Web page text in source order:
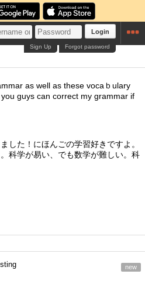
Login
Forgot password
Sign Up
as well as these vocaｂulary
guys can correct my grammar if
した！にほんごの学習好きですよ。
科学が易い、でも数学が難しい。科
new